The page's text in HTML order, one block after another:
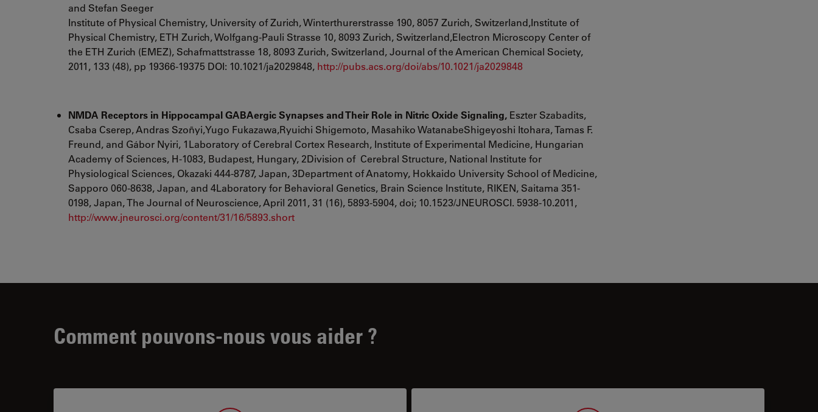
and Stefan Seeger
Institute of Physical Chemistry, University of Zurich, Winterthurerstrasse 190, 8057 Zurich, Switzerland,Institute of
Physical Chemistry, ETH Zurich, Wolfgang-Pauli Strasse 10, 8093 Zurich, Switzerland,Electron Microscopy Center of
the ETH Zurich (EMEZ), Schafmattstrasse 18, 8093 Zurich, Switzerland, Journal of the American Chemical Society,
2011, 133 (48), pp 19366-19375 DOI: 10.1021/ja2029848, http://pubs.acs.org/doi/abs/10.1021/ja2029848
NMDA Receptors in Hippocampal GABAergic Synapses and Their Role in Nitric Oxide Signaling, Eszter Szabadits,
Csaba Cserep, Andras Szoñyi,Yugo Fukazawa,Ryuichi Shigemoto, Masahiko WatanabeShigeyoshi Itohara, Tamas F.
Freund, and Gábor Nyiri, 1Laboratory of Cerebral Cortex Research, Institute of Experimental Medicine, Hungarian
Academy of Sciences, H-1083, Budapest, Hungary, 2Division of Cerebral Structure, National Institute for
Physiological Sciences, Okazaki 444-8787, Japan, 3Department of Anatomy, Hokkaido University School of Medicine,
Sapporo 060-8638, Japan, and 4Laboratory for Behavioral Genetics, Brain Science Institute, RIKEN, Saitama 351-
0198, Japan, The Journal of Neuroscience, April 2011, 31 (16), 5893-5904, doi; 10.1523/JNEUROSCI. 5938-10.2011,
http://www.jneurosci.org/content/31/16/5893.short
Comment pouvons-nous vous aider ?